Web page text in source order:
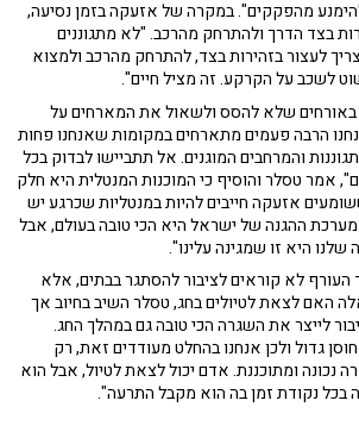
מהפקקים". במקרה של אזעקה בזמן נסיעה,
בצד הדרך ולהתרחק מהרכב. "לא מתגוננים
לעצור בזהירות בצד, להתרחק מהרכב ולמצוא
לשכב על הקרקע. זה מציל חיים".
באורחים שלא להסס ולשאול את המארחים על
הרבה פעמים מתארחים במקומות שאנחנו פחות
והמרחבים המוגנים. אל תתביישו לבדוק בכל
אמר טסלר והוסיף כי המוכנות המנטלית היא חלק
אזעקה חייבים להיות במנטליות שכרגע יש
מערכת ההגנה של ישראל היא הכי טובה בעולם, אבל
היא זו שמגינה עלינו".
העורף לא קוראים לציבור להסתגר בבתים, אלא
האם לצאת לטיולים בחג, טסלר השיב בחיוב אך
לייצר את השגרה הכי טובה גם במהלך החג.
גדול ולכן אנחנו בהחלט מעודדים זאת, רק
נכונה ומתוכננת. אדם יכול לצאת לטיול, אבל הוא
בכל נקודת זמן בה הוא מקבל התרעה".